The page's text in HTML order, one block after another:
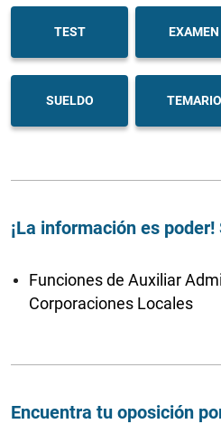
TEST EXAMEN
SUELDO TEMARIO
¡La información es
Funciones de Auxiliar
Corporaciones Locales
Encuentra tu oposición